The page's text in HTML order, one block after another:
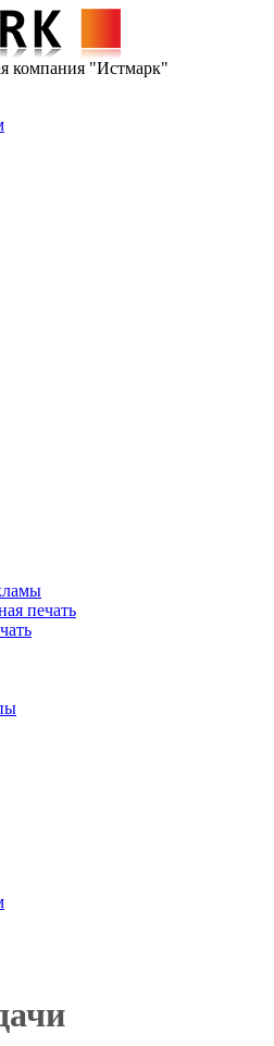
компания "Истмарк"
печать